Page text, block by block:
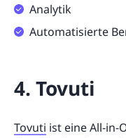
Analytik
Automatisierte
4. Tovuti
Tovuti ist eine All-in-